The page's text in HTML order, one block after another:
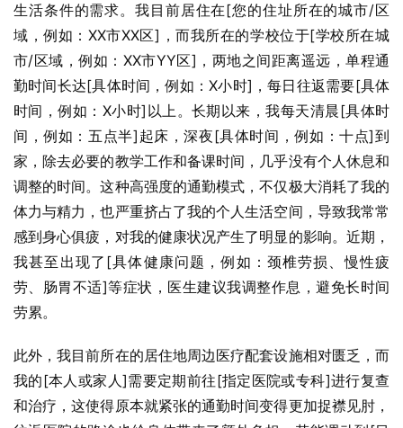
生活条件的需求。我目前居住在[您的住址所在的城市/区
域，例如：XX市XX区]，而我所在的学校位于[学校所在城
市/区域，例如：XX市YY区]，两地之间距离遥远，单程通
勤时间长达[具体时间，例如：X小时]，每日往返需要[具体
时间，例如：X小时]以上。长期以来，我每天清晨[具体时
间，例如：五点半]起床，深夜[具体时间，例如：十点]到
家，除去必要的教学工作和备课时间，几乎没有个人休息和
调整的时间。这种高强度的通勤模式，不仅极大消耗了我的
体力与精力，也严重挤占了我的个人生活空间，导致我常常
感到身心俱疲，对我的健康状况产生了明显的影响。近期，
我甚至出现了[具体健康问题，例如：颈椎劳损、慢性疲
劳、肠胃不适]等症状，医生建议我调整作息，避免长时间
劳累。
此外，我目前所在的居住地周边医疗配套设施相对匮乏，而
我的[本人或家人]需要定期前往[指定医院或专科]进行复查
和治疗，这使得原本就紧张的通勤时间变得更加捉襟见肘，